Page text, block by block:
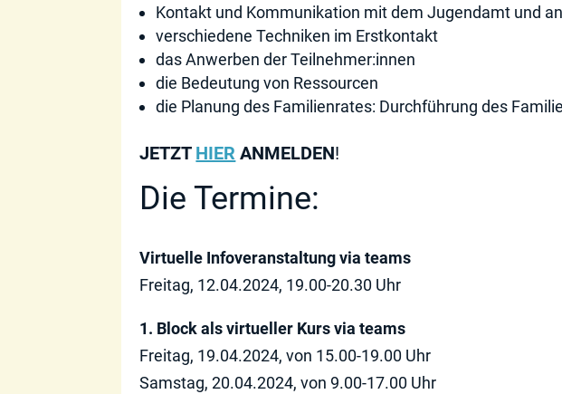
Kontakt und Kommunikation mit dem Jugendamt und
verschiedene Techniken im Erstkontakt
das Anwerben der Teilnehmer:innen
die Bedeutung von Ressourcen
die Planung des Familienrates: Durchführung des
JETZT HIER ANMELDEN!
Die Termine:
Virtuelle Infoveranstaltung via teams
Freitag, 12.04.2024, 19.00-20.30 Uhr
1. Block als virtueller Kurs via teams
Freitag, 19.04.2024, von 15.00-19.00 Uhr
Samstag, 20.04.2024, von 9.00-17.00 Uhr